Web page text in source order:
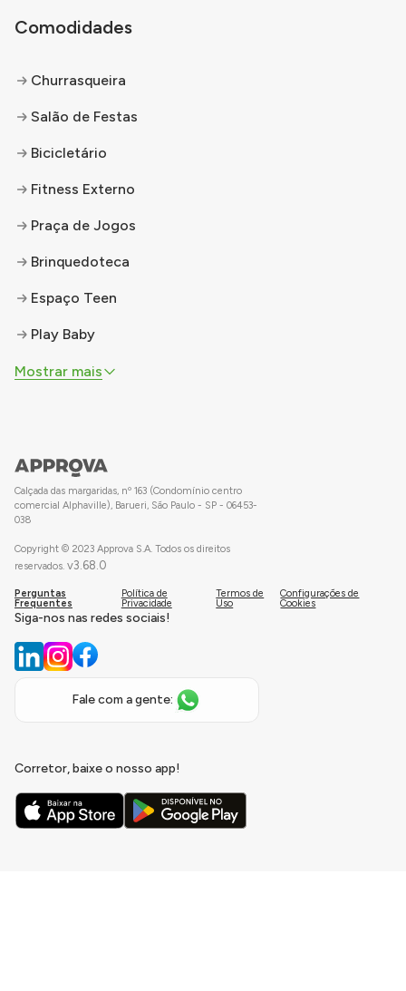
descarga) Prédio...
Comodidades
Churrasqueira
Salão de Festas
Bicicletário
Fitness Externo
Praça de Jogos
Brinquedoteca
Espaço Teen
Play Baby
Mostrar mais
Calçada das margaridas, nº 163 (Condomínio centro
comercial Alphaville), Barueri, São Paulo - SP - 06453-
038
Copyright © 2023 Approva S.A. Todos os direitos
reservados. v3.68.0
Perguntas
Frequentes
Política de
Privacidade
Termos de
Uso
Configurações de
Cookies
Siga-nos nas redes sociais!
Fale com a gente:
Corretor, baixe o nosso app!